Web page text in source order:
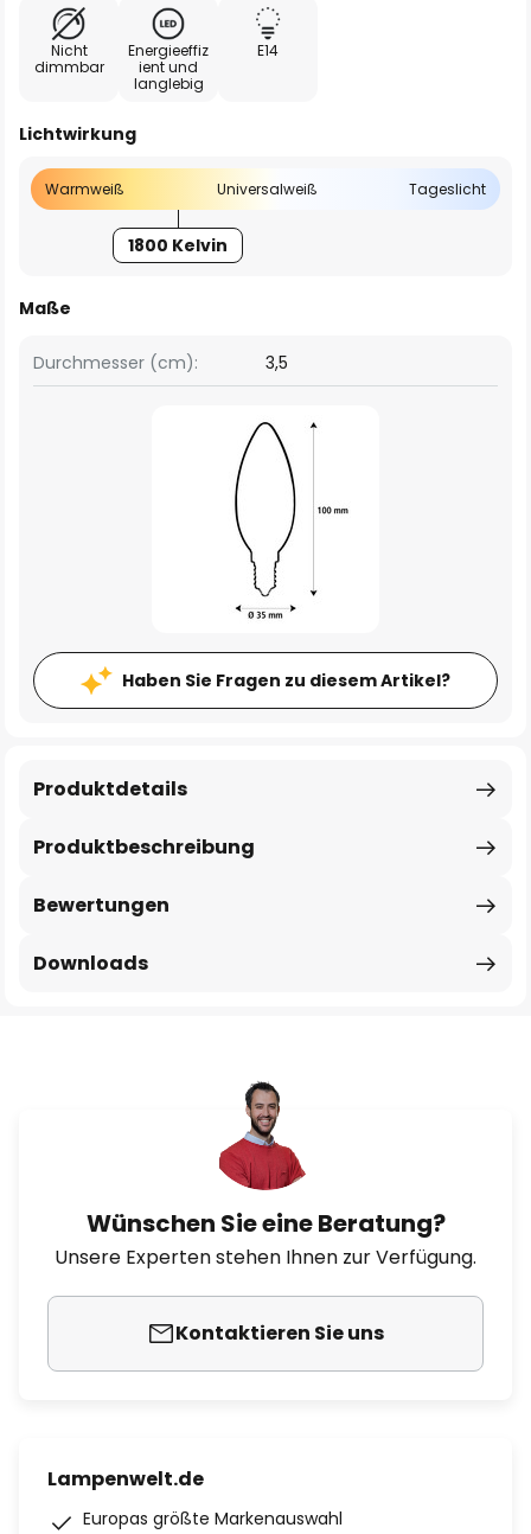
Nicht
dimmbar
Energieeffiz
ient und
langlebig
E14
Lichtwirkung
Warmweiß Universalweiß Tageslicht
1800 Kelvin
Maße
Durchmesser (cm): 3,5
Haben Sie Fragen zu diesem Artikel?
Produktbeschreibung
Produktdetails
Bewertungen
Downloads
Wünschen Sie eine Beratung?
Unsere Experten stehen Ihnen zur Verfügung.
Kontaktieren Sie uns
Lampenwelt.de
Europas größte Markenauswahl